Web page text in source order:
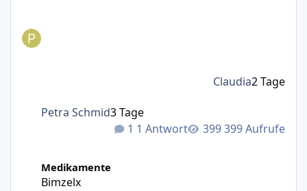
1 Antwort 399 Aufrufe
Petra Schmid3 Tage
Claudia2 Tage
Medikamente
Bimzelx